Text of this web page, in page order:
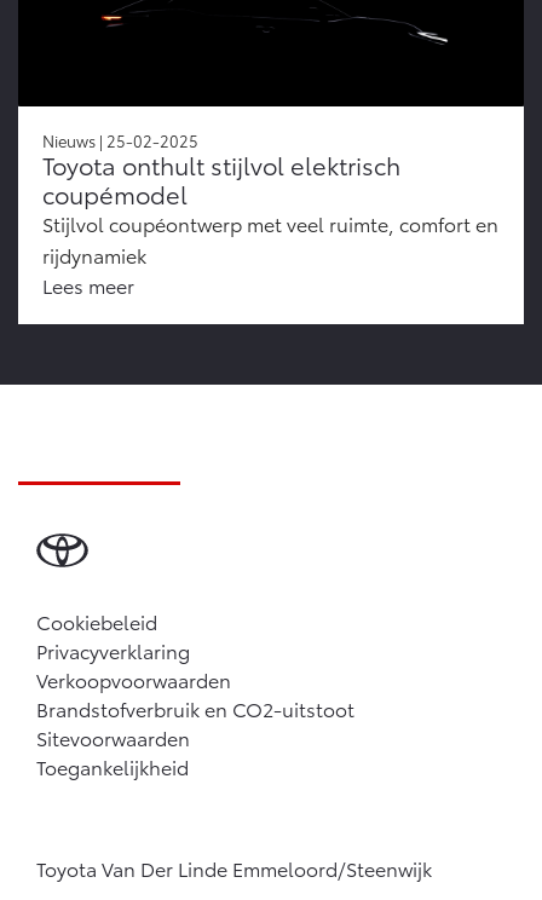
Nieuws | 25-02-2025
Toyota onthult stijlvol elektrisch
coupémodel
Stijlvol coupéontwerp met veel ruimte, comfort en
rijdynamiek
Lees meer
Cookiebeleid
Privacyverklaring
Verkoopvoorwaarden
Brandstofverbruik en CO2-uitstoot
Sitevoorwaarden
Toegankelijkheid
Toyota Van Der Linde Emmeloord/Steenwijk